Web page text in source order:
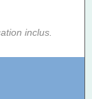
inclus.